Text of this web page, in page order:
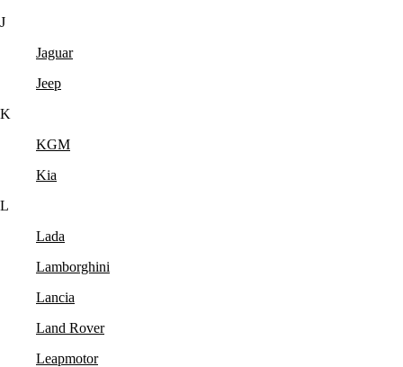
J
Jaguar
Jeep
K
KGM
Kia
L
Lada
Lamborghini
Lancia
Land Rover
Leapmotor